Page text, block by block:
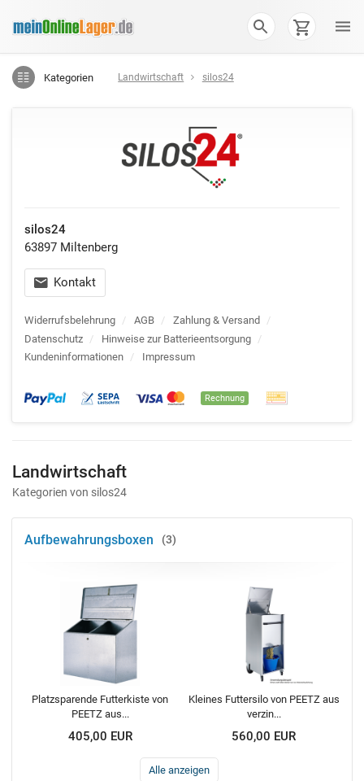
Kategorien Landwirtschaft silos24
silos24
63897 Miltenberg
Kontakt
Widerrufsbelehrung / AGB / Zahlung & Versand
/
Datenschutz / Hinweise zur Batterieentsorgung /
Kundeninformationen / Impressum
Rechnung
Landwirtschaft
Kategorien von silos24
Aufbewahrungsboxen 3
Platzsparende Futterkiste von
PEETZ aus...
405,00 EUR
Kleines Futtersilo von PEETZ aus
verzin...
560,00 EUR
Alle anzeigen